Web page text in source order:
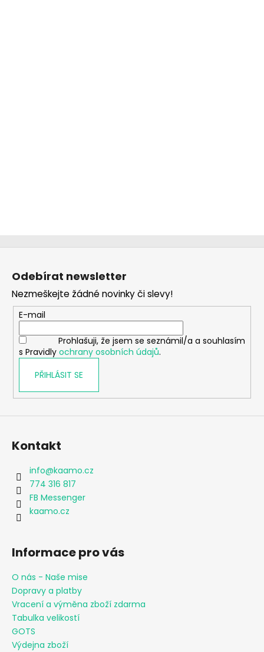
Z
Odebírat newsletter
Nezmeškejte žádné novinky či slevy!
E-mail
Prohlašuji, že jsem se seznámil/a a souhlasím
s Pravidly ochrany osobních údajů.
PŘIHLÁSIT SE
Kontakt
info@kaamo.cz
774 316 817
FB Messenger
kaamo.cz
Informace pro vás
O nás - Naše mise
Dopravy a platby
Vracení a výměna zboží zdarma
Tabulka velikostí
GOTS
Výdejna zboží